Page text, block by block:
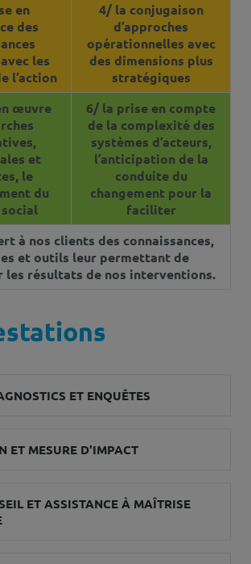
en
des
les
l’action
4/ la conjugaison
d’approches
opérationnelles avec
des dimensions plus
stratégiques
œuvre
et
le
du
6/ la prise en compte
de la complexité des
systèmes d’acteurs,
l’anticipation de la
conduite du
changement pour la
faciliter
à nos clients des connaissances,
et outils leur permettant de
les résultats de nos interventions.
ET ENQUÊTES
ET MESURE D'IMPACT
ET ASSISTANCE À MAÎTRISE